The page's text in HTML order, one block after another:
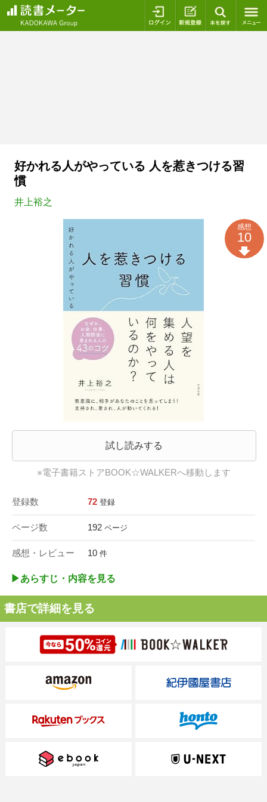
ログイン 新規登録
好かれる人がやっている 人を惹きつける習
慣
井上裕之
試し読みする
※電子書籍ストアBOOK☆WALKERへ移動します
登録数 72 登録
ページ数 192 ページ
感想・レビュー 10 件
感想
10
▶︎あらすじ・内容を見る
書店で詳細を見る